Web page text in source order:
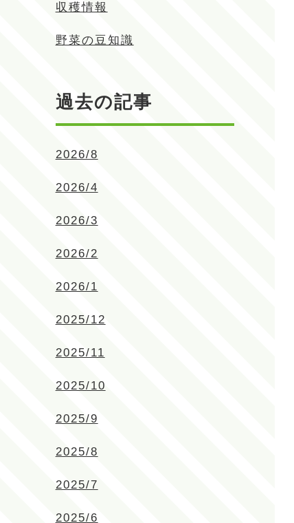
収穫情報
野菜の豆知識
過去の記事
2026/8
2026/4
2026/3
2026/2
2026/1
2025/12
2025/11
2025/10
2025/9
2025/8
2025/7
2025/6